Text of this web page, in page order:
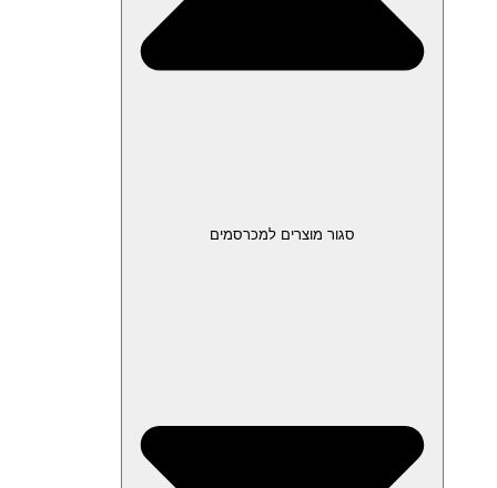
סגור מוצרים למכרסמים